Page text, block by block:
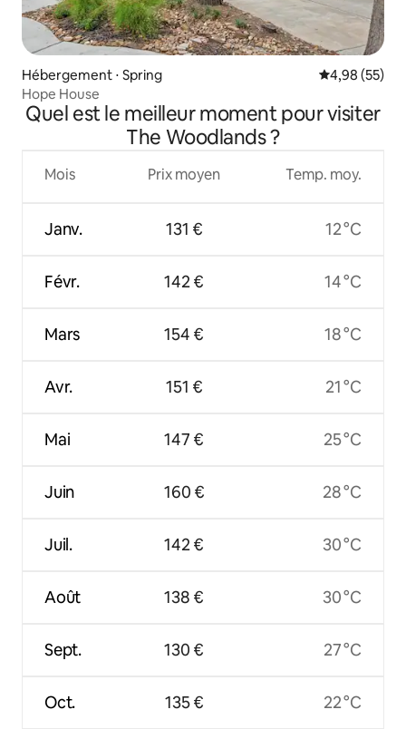
Hébergement ⋅ Spring Évaluation
4,98 (55)
Hope House
Quel est le meilleur moment pour visiter
The Woodlands ?
Mois
Janv.
Févr.
Mars
Avr.
Mai
Juin
Juil.
Août
Sept.
Oct.
Prix moyen
131 €
142 €
154 €
151 €
147 €
160 €
142 €
138 €
130 €
135 €
Temp. moy.
12 °C
14 °C
18 °C
21 °C
25 °C
28 °C
30 °C
30 °C
27 °C
22 °C